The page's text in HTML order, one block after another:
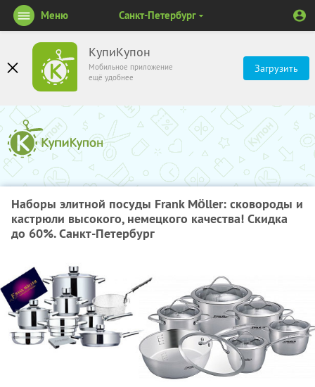
КупиКупон
Мобильное приложение
ещё удобнее
Загрузить
Меню Санкт-Петербург
Наборы элитной посуды Frank Möller: сковороды и
кастрюли высокого, немецкого качества! Скидка
до 60%. Санкт-Петербург